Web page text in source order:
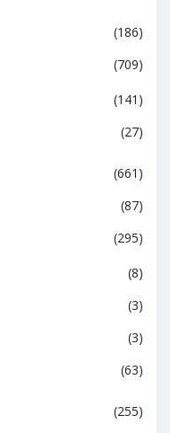
(186)
(709)
(141)
(27)
(661)
(87)
(295)
(8)
(3)
(3)
(63)
(255)